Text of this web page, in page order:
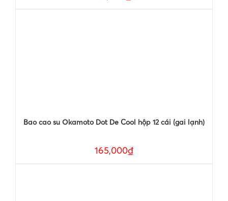
Bao cao su Okamoto Dot De Cool hộp 12 cái (gai lạnh)
165,000₫